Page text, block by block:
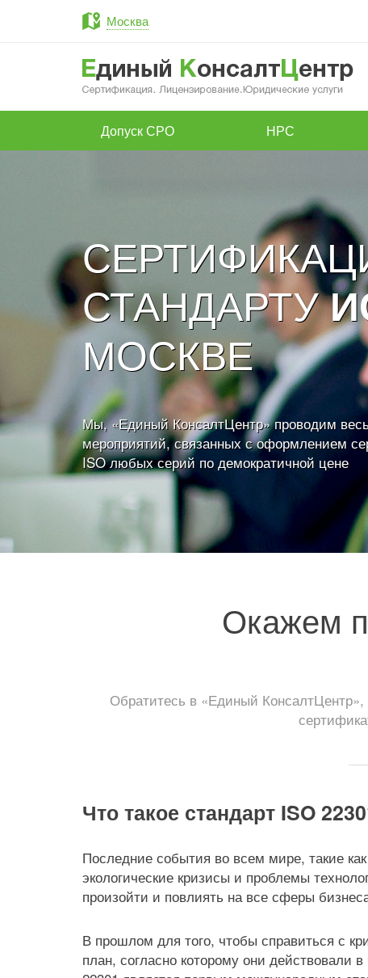
Москва
Допуск СРО НРС
СТАНДАРТУ
МОСКВЕ
Мы, «Единый КонсалтЦентр» проводим
мероприятий, связанных с оформлением
ISO любых серий по демократичной цене
Окажем
Обратитесь в «Единый
Что такое стандарт ISO
Последние события во всем мире, такие
экологические кризисы и проблемы
произойти и повлиять на все сферы
В прошлом для того, чтобы справиться с
план, согласно которому они действовали